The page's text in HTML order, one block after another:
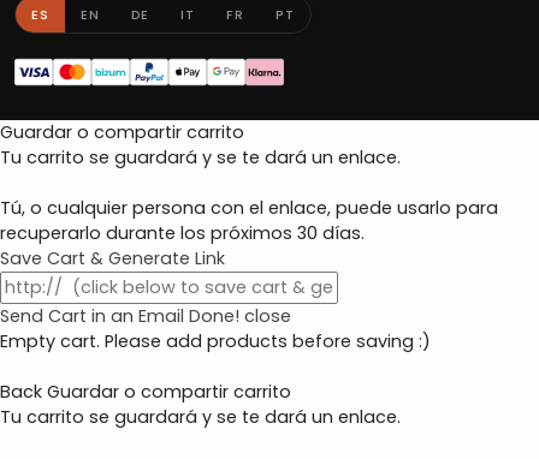
ES EN DE IT FR PT
Guardar o compartir carrito
Tu carrito se guardará y se te dará un enlace.
Tú, o cualquier persona con el enlace, puede usarlo para
recuperarlo durante los próximos 30 días.
Save Cart & Generate Link
Send Cart in an Email Done! close
Empty cart. Please add products before saving :)
Back Guardar o compartir carrito
Tu carrito se guardará y se te dará un enlace.